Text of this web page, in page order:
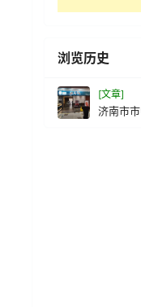
浏览历史
[文章]
济南市